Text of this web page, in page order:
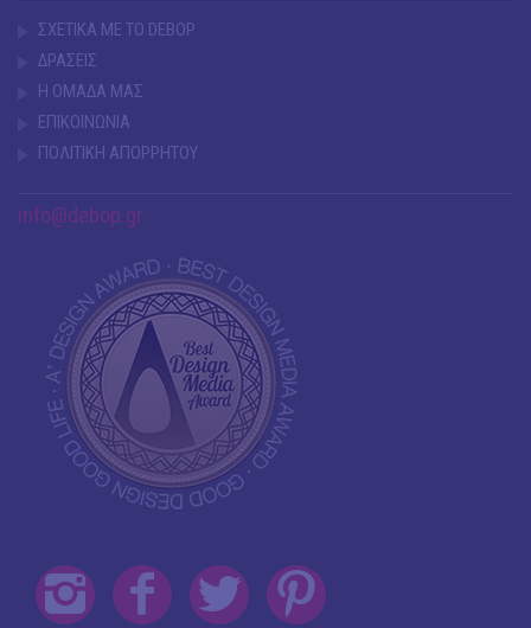
ΣΧΕΤΙΚΑ ΜΕ ΤΟ DEBOP
ΔΡΑΣΕΙΣ
Η ΟΜΑΔΑ ΜΑΣ
ΕΠΙΚΟΙΝΩΝΙΑ
ΠΟΛΙΤΙΚΗ ΑΠΟΡΡΗΤΟΥ
info@debop.gr